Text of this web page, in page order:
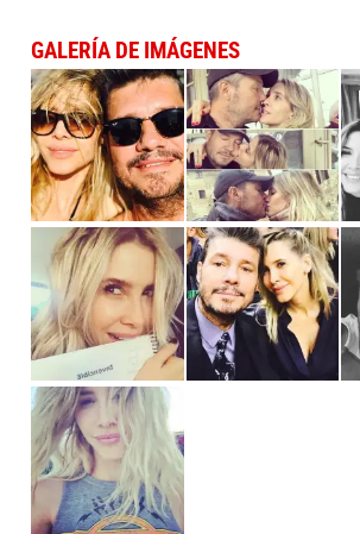
GALERÍA DE IMÁGENES